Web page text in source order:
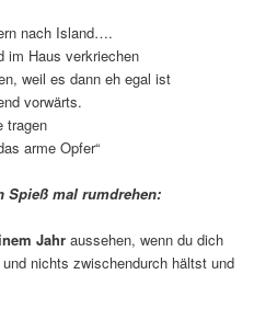
nach Island….
im Haus verkriechen
weil es dann eh egal ist
vorwärts.
tragen
arme Opfer“
Spieß mal rumdrehen:
Jahr aussehen, wenn du dich
nichts zwischendurch hältst und